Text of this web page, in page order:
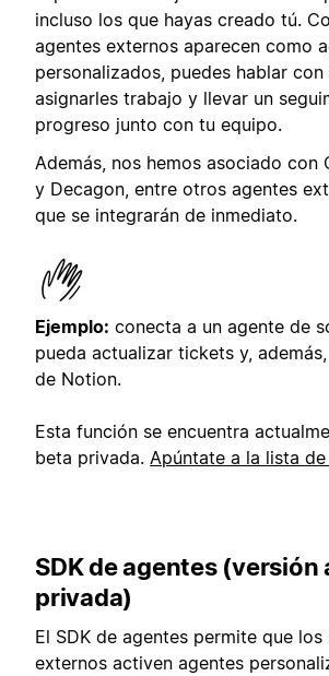
incluso los que hayas creado tú.
agentes externos aparecen como
personalizados, puedes hablar con
asignarles trabajo y llevar un
progreso junto con tu equipo.
Además, nos hemos asociado con
y Decagon, entre otros agentes
que se integrarán de inmediato.
Ejemplo: conecta a un agente de
pueda actualizar tickets y,
de Notion.
Esta función se encuentra
beta privada. Apúntate a la lista
SDK de agentes (versión
privada)
El SDK de agentes permite que los
externos activen agentes